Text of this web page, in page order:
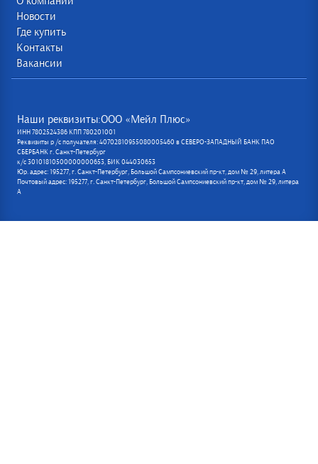
Новости
Где купить
Контакты
Вакансии
Наши реквизиты:ООО «Мейл Плюс»
ИНН 7802524386 КПП 780201001
Реквизиты р /с получателя: 40702810955080005460 в СЕВЕРО-ЗАПАДНЫЙ БАНК ПАО
СБЕРБАНК г. Санкт-Петербург
к/с 30101810500000000653, БИК 044030653
Юр. адрес: 195277, г. Санкт-Петербург, Большой Сампсониевский пр-кт, дом № 29, литера А
Почтовый адрес: 195277, г. Санкт-Петербург, Большой Сампсониевский пр-кт, дом № 29, литера
А